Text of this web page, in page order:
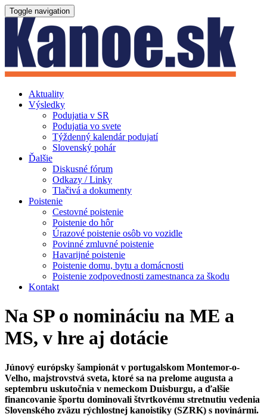
Toggle navigation
Aktuality
Výsledky
Podujatia v SR
Podujatia vo svete
Týždenný kalendár podujatí
Slovenský pohár
Ďalšie
Diskusné fórum
Odkazy / Linky
Tlačivá a dokumenty
Poistenie
Cestovné poistenie
Poistenie do hôr
Úrazové poistenie osôb vo vozidle
Povinné zmluvné poistenie
Havarijné poistenie
Poistenie domu, bytu a domácnosti
Poistenie zodpovednosti zamestnanca za škodu
Kontakt
Na SP o nomináciu na ME a
MS, v hre aj dotácie
Júnový európsky šampionát v portugalskom Montemor-o-
Velho, majstrovstvá sveta, ktoré sa na prelome augusta a
septembru uskutočnia v nemeckom Duisburgu, a ďalšie
financovanie športu dominovali štvrtkovému stretnutiu vedenia
Slovenského zväzu rýchlostnej kanoistiky (SZRK) s novinármi.